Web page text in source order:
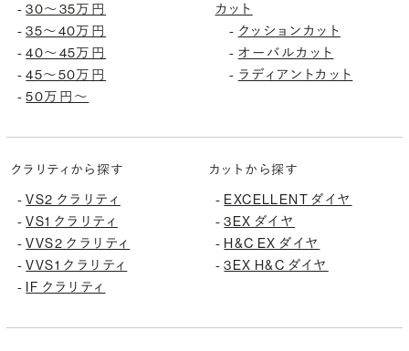
-30〜35万円
-35〜40万円
-40〜45万円
-45〜50万円
-50万円〜
カット
- クッションカット
- オーバルカット
- ラディアントカット
クラリティから探す
-VS2 クラリティ
-VS1 クラリティ
-VVS2 クラリティ
-VVS1 クラリティ
-
IF クラリティ
カットから探す
- EXCELLENT ダイヤ
-3EX ダイヤ
- H&C EX ダイヤ
-3EX H&C ダイヤ